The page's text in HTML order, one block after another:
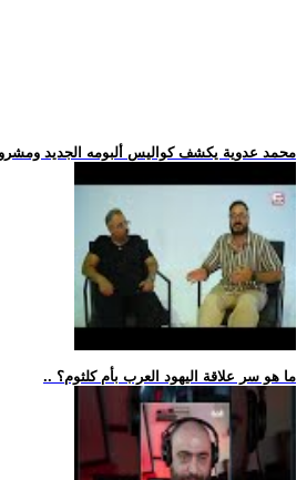
.. محمد عدوية يكشف كواليس ألبومه الجديد
.. ما هو سر علاقة اليهود العرب بأم كلثوم؟